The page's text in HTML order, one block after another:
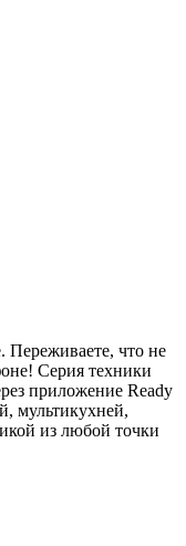
Переживаете, что не
Серия техники
приложение Ready
мультикухней,
из любой точки